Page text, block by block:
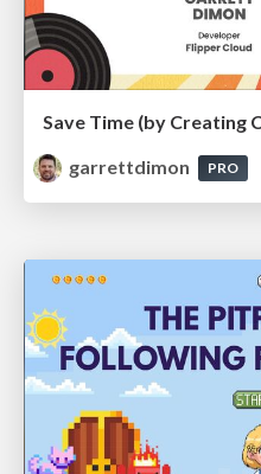
Save Time (by Creating
garrettdimon
PRO